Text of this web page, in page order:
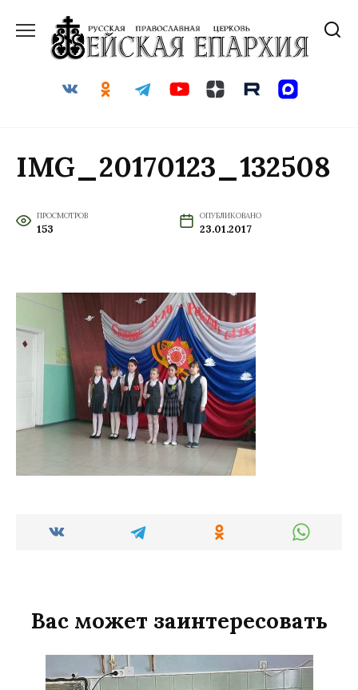
содержанию
IMG_20170123_132508
ПРОСМОТРОВ
153
ОПУБЛИКОВАНО
23.01.2017
Вас может заинтересовать